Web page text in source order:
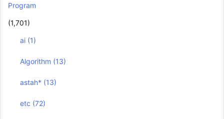
Program
(1,701)
ai (1)
Algorithm (13)
astah* (13)
etc (72)